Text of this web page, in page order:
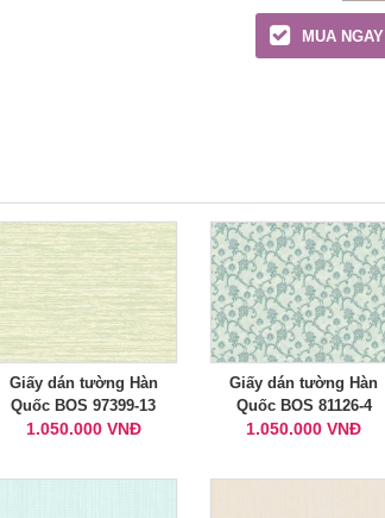
MUA NGAY
Giấy dán tường Hàn
Quốc BOS 97399-13
1.050.000 VNĐ
Giấy dán tường Hàn
Quốc BOS 81126-4
1.050.000 VNĐ